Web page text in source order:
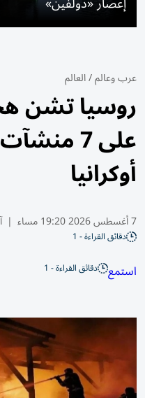
عرب وعالم/العالم
روسيا تشن
على 7
أوكرانيا
7 أغسطس 2026 19:20 مساء |
دقائق القراءة - 1
استمع دقائق القراءة - 1